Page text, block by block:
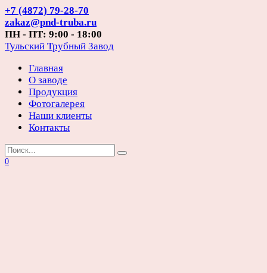
Перейти
к
содержанию
+7 (4872) 79-28-70
zakaz@pnd-truba.ru
ПН - ПТ: 9:00 - 18:00
Тульский Трубный Завод
Главная
О заводе
Продукция
Фотогалерея
Наши клиенты
Контакты
Search
for:
0